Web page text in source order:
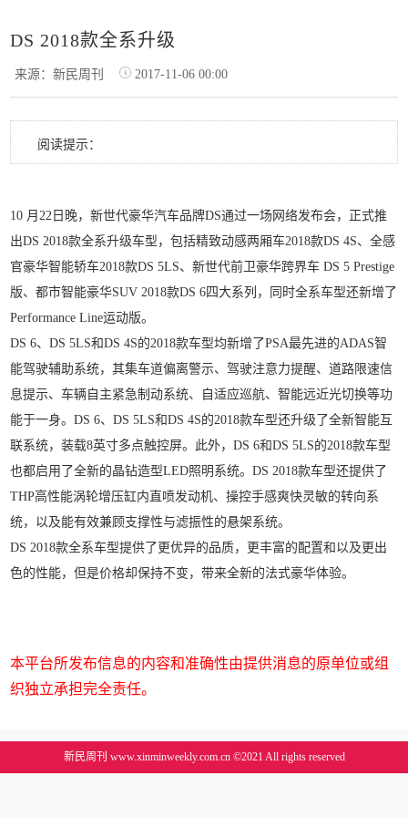
DS 2018款全系升级
来源：新民周刊 2017-11-06 00:00
阅读提示：
10 月22日晚，新世代豪华汽车品牌DS通过一场网络发布会，正式推
出DS 2018款全系升级车型，包括精致动感两厢车2018款DS 4S、全感
官豪华智能轿车2018款DS 5LS、新世代前卫豪华跨界车 DS 5 Prestige
版、都市智能豪华SUV 2018款DS 6四大系列，同时全系车型还新增了
Performance Line运动版。
DS 6、DS 5LS和DS 4S的2018款车型均新增了PSA最先进的ADAS智
能驾驶辅助系统，其集车道偏离警示、驾驶注意力提醒、道路限速信
息提示、车辆自主紧急制动系统、自适应巡航、智能远近光切换等功
能于一身。DS 6、DS 5LS和DS 4S的2018款车型还升级了全新智能互
联系统，装载8英寸多点触控屏。此外，DS 6和DS 5LS的2018款车型
也都启用了全新的晶钻造型LED照明系统。DS 2018款车型还提供了
THP高性能涡轮增压缸内直喷发动机、操控手感爽快灵敏的转向系
统，以及能有效兼顾支撑性与滤振性的悬架系统。
DS 2018款全系车型提供了更优异的品质，更丰富的配置和以及更出
色的性能，但是价格却保持不变，带来全新的法式豪华体验。
本平台所发布信息的内容和准确性由提供消息的原单位或组
织独立承担完全责任。
新民周刊 www.xinminweekly.com.cn ©2021 All rights reserved